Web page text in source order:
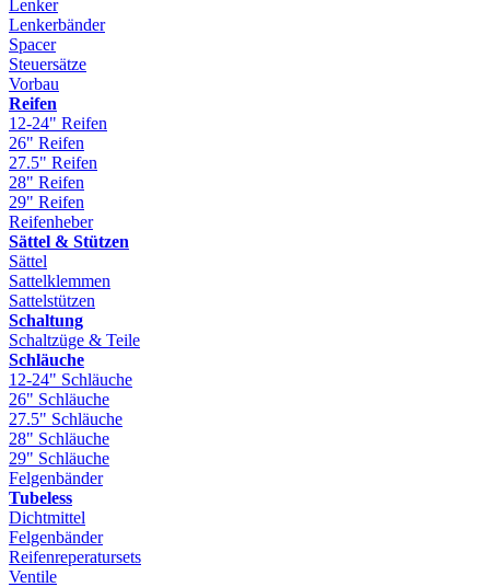
Lenker
Lenkerbänder
Spacer
Steuersätze
Vorbau
Reifen
12-24" Reifen
26" Reifen
27.5" Reifen
28" Reifen
29" Reifen
Reifenheber
Sättel & Stützen
Sättel
Sattelklemmen
Sattelstützen
Schaltung
Schaltzüge & Teile
Schläuche
12-24" Schläuche
26" Schläuche
27.5" Schläuche
28" Schläuche
29" Schläuche
Felgenbänder
Tubeless
Dichtmittel
Felgenbänder
Reifenreperatursets
Ventile